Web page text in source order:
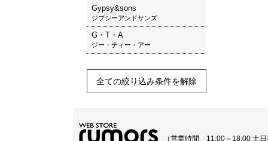
Gypsy&sons
ジプシーアンドサンズ
G・T・A
ジー・ティー・アー
全ての絞り込み条件を解除
（営業時間 11:00～18:00 土日